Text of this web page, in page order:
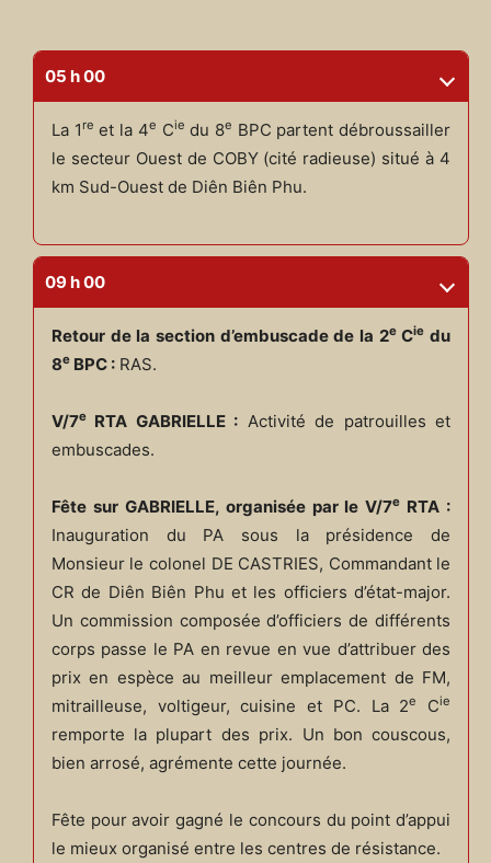
05 h 00
La 1re et la 4e Cie du 8e BPC partent débroussailler
le secteur Ouest de COBY (cité radieuse) situé à 4
km Sud-Ouest de Diên Biên Phu.
09 h 00
Retour de la section d’embuscade de la 2eCie du
8eBPC :RAS.
V/7eRTA GABRIELLE : Activité de patrouilles et
embuscades.
Fête sur GABRIELLE, organisée par le V/7e RTA :
Inauguration du PA sous la présidence de
Monsieur le colonel DE CASTRIES, Commandant le
CR de Diên Biên Phu et les officiers d’état-major.
Un commission composée d’officiers de différents
corps passe le PA en revue en vue d’attribuer des
prix en espèce au meilleur emplacement de FM,
mitrailleuse, voltigeur, cuisine et PC. La 2e Cie
remporte la plupart des prix. Un bon couscous,
bien arrosé, agrémente cette journée.
Fête pour avoir gagné le concours du point d’appui
le mieux organisé entre les centres de résistance.